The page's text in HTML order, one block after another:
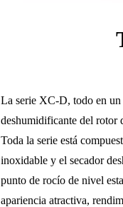
La serie XC-D, todo en un
deshumidificante del rotor
Toda la serie está
inoxidable y el secador
punto de rocío de nivel
apariencia atractiva,